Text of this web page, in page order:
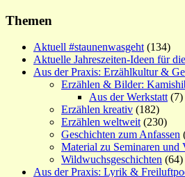
Themen
Aktuell #staunenwasgeht(134)
Aktuelle Jahreszeiten-Ideen für
Aus der Praxis: Erzählkultur &
Erzählen & Bilder:
Aus der Werkstatt(7)
Erzählen kreativ (182)
Erzählen weltweit(230)
Geschichten zum Anfassen
Material zu Seminaren und
Wildwuchsgeschichten (64)
Aus der Praxis: Lyrik &